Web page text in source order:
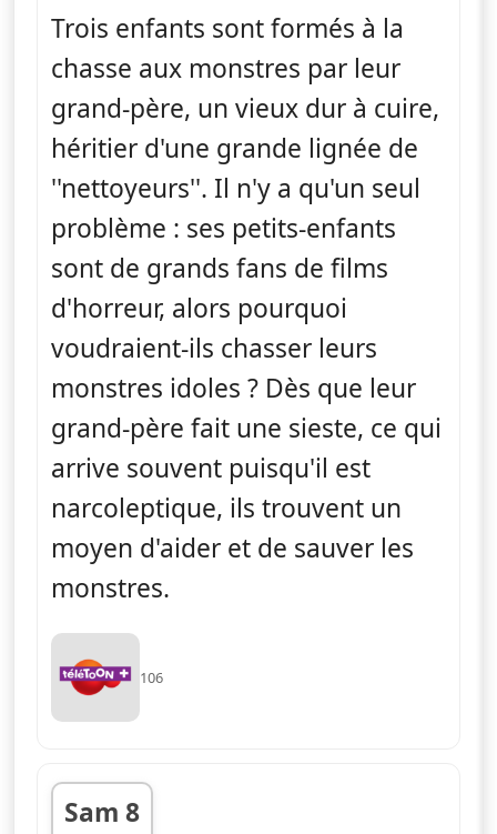
Trois enfants sont formés à la
chasse aux monstres par leur
grand-père, un vieux dur à cuire,
héritier d'une grande lignée de
''nettoyeurs''. Il n'y a qu'un seul
problème : ses petits-enfants
sont de grands fans de films
d'horreur, alors pourquoi
voudraient-ils chasser leurs
monstres idoles ? Dès que leur
grand-père fait une sieste, ce qui
arrive souvent puisqu'il est
narcoleptique, ils trouvent un
moyen d'aider et de sauver les
monstres.
106
Sam 8